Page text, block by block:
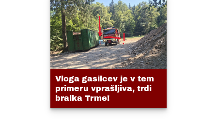
Vloga gasilcev je v tem
primeru vprašljiva, trdi
bralka Trme!